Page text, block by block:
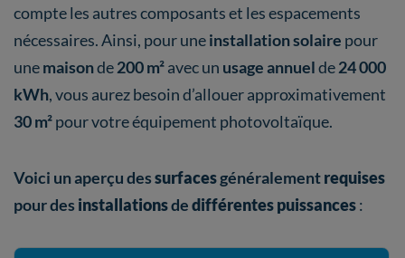
compte les autres composants et les espacements
nécessaires. Ainsi, pour uneinstallation solaire pour
unemaisonde200 m²avec un usage annuelde24 000
kWh, vous aurez besoin d’allouer approximativement
30 m²pour votre équipement photovoltaïque.
Voici un aperçu dessurfacesgénéralementrequises
pour des installationsdedifférentes puissances: